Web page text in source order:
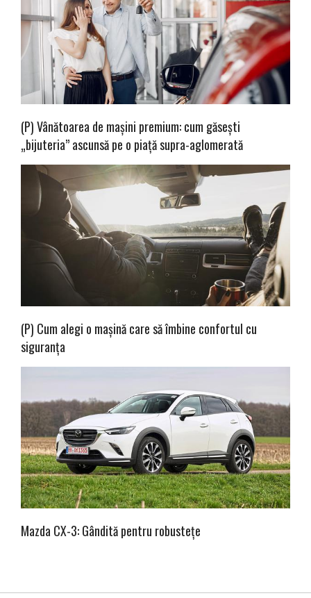
(P) Vânătoarea de mașini premium: cum găsești
„bijuteria” ascunsă pe o piață supra-aglomerată
(P) Cum alegi o mașină care să îmbine confortul cu
siguranța
Mazda CX-3: Gândită pentru robustețe